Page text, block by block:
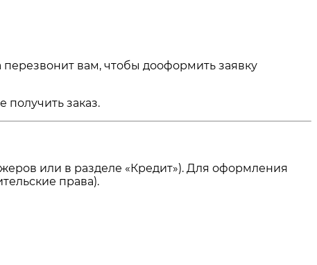
вам, чтобы дооформить заявку
заказ.
или в разделе «Кредит»). Для оформления
права).